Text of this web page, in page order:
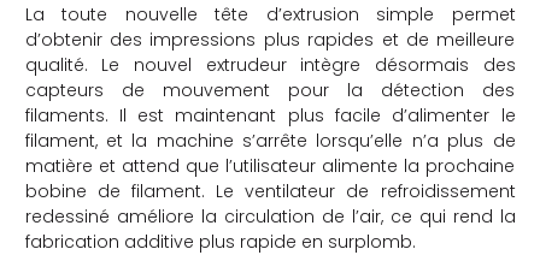
La toute nouvelle tête d’extrusion simple permet
d’obtenir des impressions plus rapides et de meilleure
qualité. Le nouvel extrudeur intègre désormais des
capteurs de mouvement pour la détection des
filaments. Il est maintenant plus facile d’alimenter le
filament, et la machine s’arrête lorsqu’elle n’a plus de
matière et attend que l’utilisateur alimente la prochaine
bobine de filament. Le ventilateur de refroidissement
redessiné améliore la circulation de l’air, ce qui rend la
fabrication additive plus rapide en surplomb.